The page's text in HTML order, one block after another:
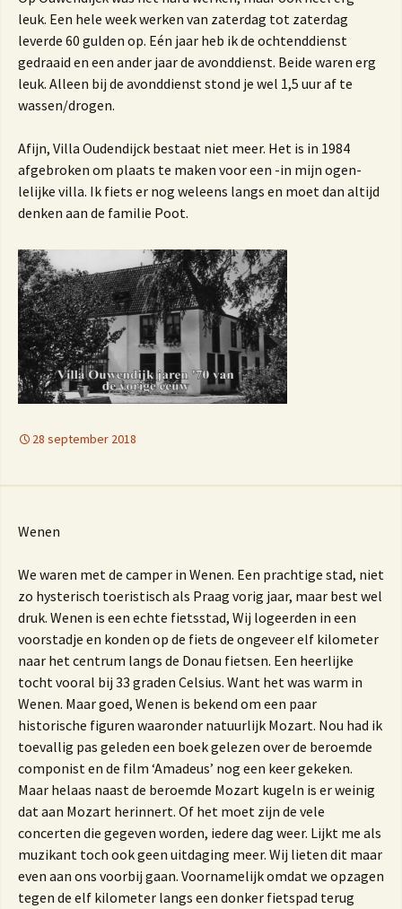
leuk. Een hele week werken van zaterdag tot zaterdag
leverde 60 gulden op. Eén jaar heb ik de ochtenddienst
gedraaid en een ander jaar de avonddienst. Beide waren erg
leuk. Alleen bij de avonddienst stond je wel 1,5 uur af te
wassen/drogen.
Afijn, Villa Oudendijck bestaat niet meer. Het is in 1984
afgebroken om plaats te maken voor een -in mijn ogen-
lelijke villa. Ik fiets er nog weleens langs en moet dan altijd
denken aan de familie Poot.
28 september 2018
Wenen
We waren met de camper in Wenen. Een prachtige stad, niet
zo hysterisch toeristisch als Praag vorig jaar, maar best wel
druk. Wenen is een echte fietsstad, Wij logeerden in een
voorstadje en konden op de fiets de ongeveer elf kilometer
naar het centrum langs de Donau fietsen. Een heerlijke
tocht vooral bij 33 graden Celsius. Want het was warm in
Wenen. Maar goed, Wenen is bekend om een paar
historische figuren waaronder natuurlijk Mozart. Nou had ik
toevallig pas geleden een boek gelezen over de beroemde
componist en de film ‘Amadeus’ nog een keer gekeken.
Maar helaas naast de beroemde Mozart kugeln is er weinig
dat aan Mozart herinnert. Of het moet zijn de vele
concerten die gegeven worden, iedere dag weer. Lijkt me als
muzikant toch ook geen uitdaging meer. Wij lieten dit maar
even aan ons voorbij gaan. Voornamelijk omdat we opzagen
tegen de elf kilometer langs een donker fietspad terug